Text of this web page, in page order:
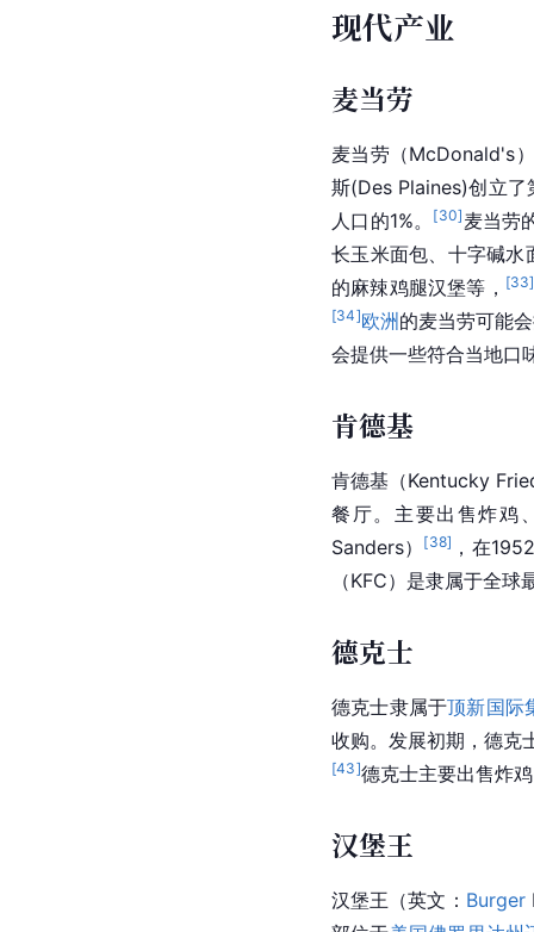
现代产业
麦当劳
麦当劳（McDonald's
斯(Des Plaines)创立了
人口的1%。
[30] 麦当劳
长玉米面包、十字碱水
的麻辣鸡腿汉堡等， [33]
[34]欧洲的麦当劳可能
会提供一些符合当地口
肯德基
肯德基（Kentucky
餐厅。主要出售炸鸡
Sanders）
[38] ，在
（KFC）是隶属于全
德克士
德克士隶属于顶新国际
收购。发展初期，德克
[43]德克士主要出售炸
汉堡王
汉堡王（英文： Burger